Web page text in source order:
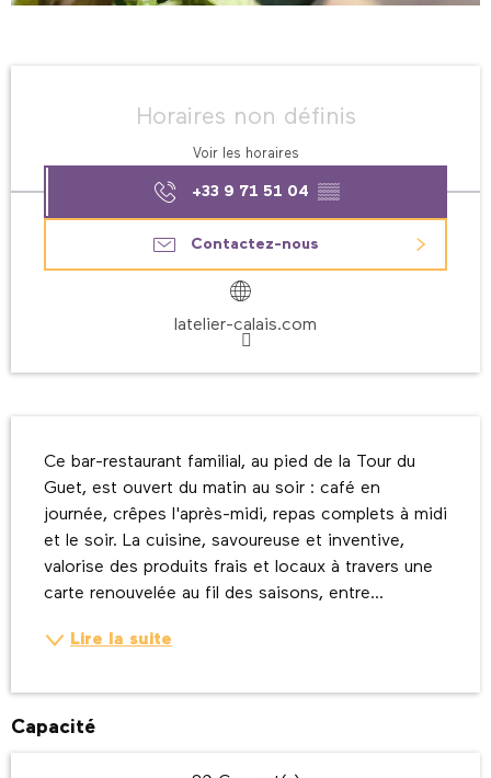
Horaires non définis
Voir les horaires
+33 9 71 51 04 ▒▒
Contactez-nous
latelier-calais.com
Ce bar-restaurant familial, au pied de la Tour du
Guet, est ouvert du matin au soir : café en
journée, crêpes l'après-midi, repas complets à midi
et le soir. La cuisine, savoureuse et inventive,
valorise des produits frais et locaux à travers une
carte renouvelée au fil des saisons, entre...
Lire la suite
Capacité